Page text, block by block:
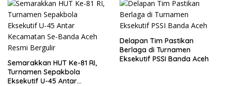
Semarakkan HUT Ke-81 RI,
Turnamen Sepakbola
Eksekutif U-45 Antar
Delapan Tim Pastikan
Berlaga di Turnamen
Eksekutif PSSI Banda Aceh